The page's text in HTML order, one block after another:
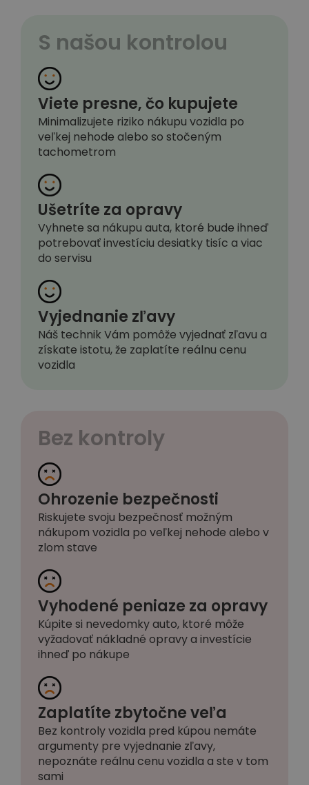
S našou kontrolou
Viete presne, čo kupujete
Minimalizujete riziko nákupu vozidla po
veľkej nehode alebo so stočeným
tachometrom
Ušetríte za opravy
Vyhnete sa nákupu auta, ktoré bude ihneď
potrebovať investíciu desiatky tisíc a viac
do servisu
Vyjednanie zľavy
Náš technik Vám pomôže vyjednať zľavu a
získate istotu, že zaplatíte reálnu cenu
vozidla
Bez kontroly
Ohrozenie bezpečnosti
Riskujete svoju bezpečnosť možným
nákupom vozidla po veľkej nehode alebo v
zlom stave
Vyhodené peniaze za opravy
Kúpite si nevedomky auto, ktoré môže
vyžadovať nákladné opravy a investície
ihneď po nákupe
Zaplatíte zbytočne veľa
Bez kontroly vozidla pred kúpou nemáte
argumenty pre vyjednanie zľavy,
nepoznáte reálnu cenu vozidla a ste v tom
sami